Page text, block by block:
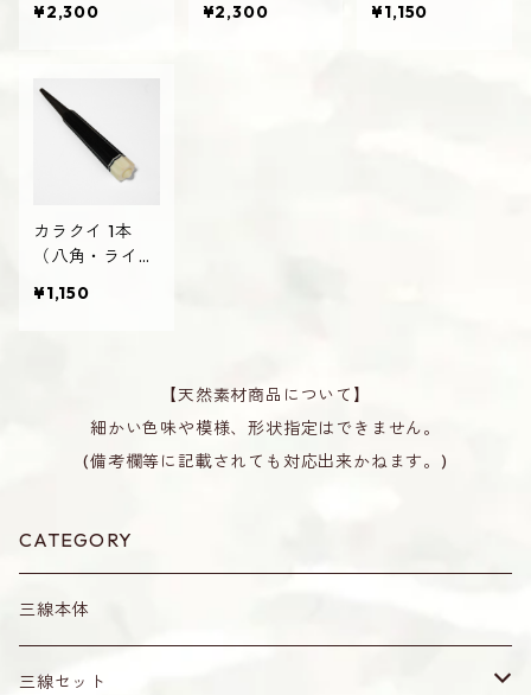
線用 からくい
¥2,300
線用 からくい
¥2,300
線用 からくい
¥1,150
カラクイ 1本
（八角・ライン
線用 からくい
¥1,150
【天然素材商品について】
細かい色味や模様、形状指定はできません。
(備考欄等に記載されても対応出来かねます。)
CATEGORY
三線本体
三線セット